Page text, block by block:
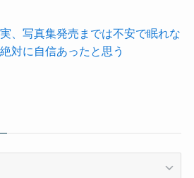
、写真集発売までは不安で眠れな
対に自信あったと思う